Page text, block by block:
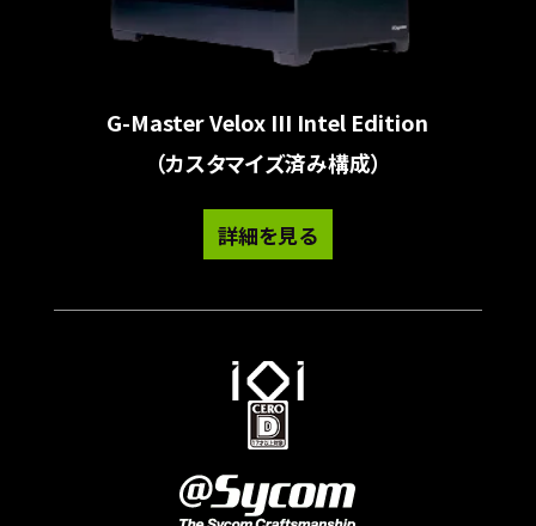
G-Master Velox III Intel Edition
（カスタマイズ済み構成）
詳細を見る